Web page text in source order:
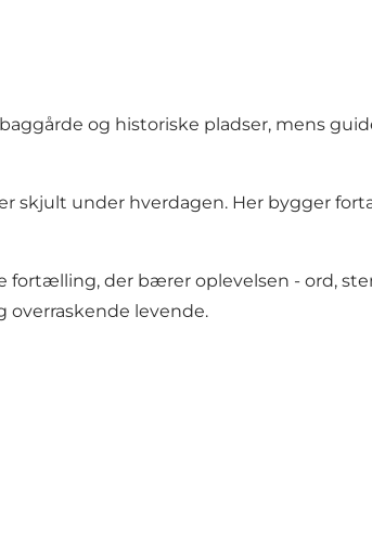
og historiske pladser, mens
skjult under hverdagen. Her bygger
fortælling, der bærer oplevelsen - ord,
overraskende levende.